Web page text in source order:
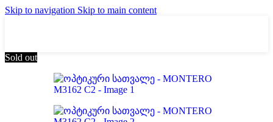
Skip to navigation Skip to main content
Sold out